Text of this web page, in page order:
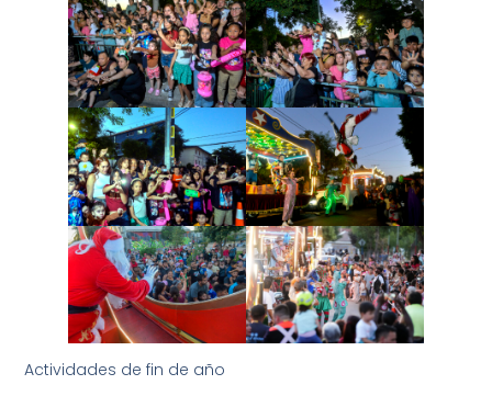
Actividades de fin de año